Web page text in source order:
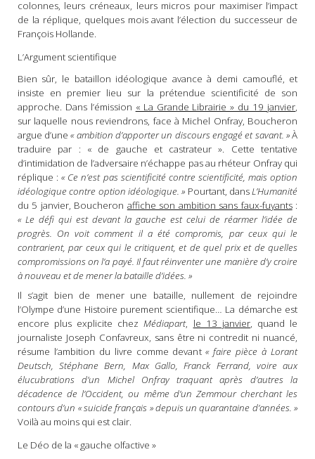
colonnes, leurs créneaux, leurs micros pour maximiser l’impact
de la réplique, quelques mois avant l’élection du successeur de
François Hollande.
L’Argument scientifique
Bien sûr, le bataillon idéologique avance à demi camouflé, et
insiste en premier lieu sur la prétendue scientificité de son
approche. Dans l’émission « La Grande Librairie » du 19 janvier,
sur laquelle nous reviendrons, face à Michel Onfray, Boucheron
argue d’une« ambition d’apporter un discours engagé et savant. »À
traduire par : « de gauche et castrateur ». Cette tentative
d’intimidation de l’adversaire n’échappe pas au rhéteur Onfray qui
réplique :« Ce n’est pas scientificité contre scientificité, mais option
idéologique contre option idéologique. » Pourtant, dansL’Humanité
du 5 janvier, Boucheron affiche son ambition sans faux-fuyants:
« Le défi qui est devant la gauche est celui de réarmer l’idée de
progrès. On voit comment il a été compromis, par ceux qui le
contrarient, par ceux qui le critiquent, et de quel prix et de quelles
compromissions on l’a payé. Il faut réinventer une manière d’y croire
à nouveau et de mener la bataille d’idées. »
Il s’agit bien de mener une bataille, nullement de rejoindre
l’Olympe d’une Histoire purement scientifique… La démarche est
encore plus explicite chezMédiapart, le 13 janvier, quand le
journaliste Joseph Confavreux, sans être ni contredit ni nuancé,
résume l’ambition du livre comme devant« faire pièce à Lorant
Deutsch, Stéphane Bern, Max Gallo, Franck Ferrand, voire aux
élucubrations d’un Michel Onfray traquant après d’autres la
décadence de l’Occident, ou même d’un Zemmour cherchant les
contours d’un « suicide français » depuis un quarantaine d’années. »
Voilà au moins qui est clair.
Le Déo de la « gauche olfactive »